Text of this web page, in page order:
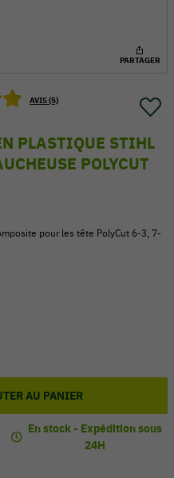
PARTAGER
AVIS (5)
PLASTIQUE STIHL
POLYCUT
pour les tête PolyCut 6-3, 7-
AU PANIER
En stock - Expédition sous
24H